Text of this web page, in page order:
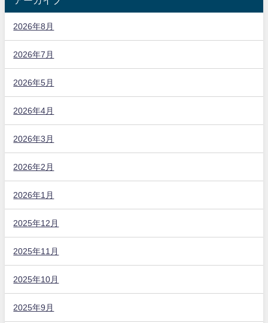
2026年8月
2026年7月
2026年5月
2026年4月
2026年3月
2026年2月
2026年1月
2025年12月
2025年11月
2025年10月
2025年9月